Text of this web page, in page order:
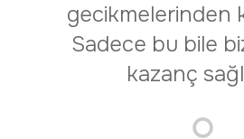
gecikmelerinden
Sadece bu bile
kazanç